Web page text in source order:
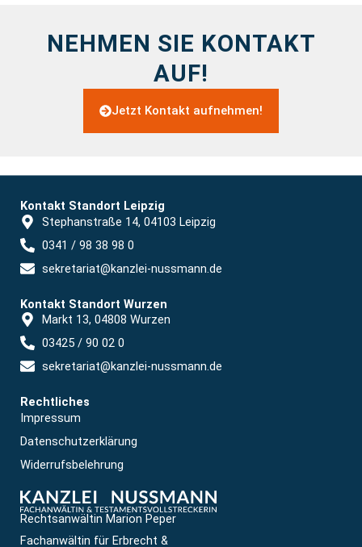
NEHMEN SIE KONTAKT
AUF!
Jetzt Kontakt aufnehmen!
Kontakt Standort Leipzig
Stephanstraße 14, 04103 Leipzig
0341 / 98 38 98 0
sekretariat@kanzlei-nussmann.de
Kontakt Standort Wurzen
Markt 13, 04808 Wurzen
03425 / 90 02 0
sekretariat@kanzlei-nussmann.de
Rechtliches
Impressum
Datenschutzerklärung
Widerrufsbelehrung
Rechtsanwältin Marion Peper
Fachanwältin für Erbrecht &